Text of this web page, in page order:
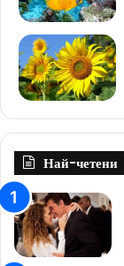
Най-четени